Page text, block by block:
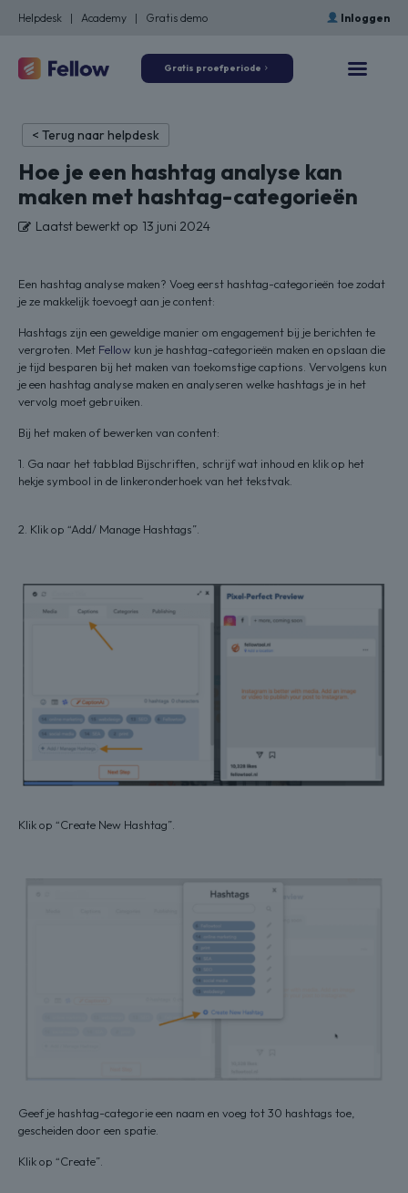
Helpdesk | Academy | Gratis demo Inloggen
Gratis proefperiode
< Terug naar helpdesk
Hoe je een hashtag analyse kan
maken met hashtag-categorieën
Laatst bewerkt op 13 juni 2024
Een hashtag analyse maken? Voeg eerst hashtag-categorieën toe zodat
je ze makkelijk toevoegt aan je content:
Hashtags zijn een geweldige manier om engagement bij je berichten te
vergroten. Met Fellow kun je hashtag-categorieën maken en opslaan die
je tijd besparen bij het maken van toekomstige captions. Vervolgens kun
je een hashtag analyse maken en analyseren welke hashtags je in het
vervolg moet gebruiken.
Bij het maken of bewerken van content:
1. Ga naar het tabblad Bijschriften, schrijf wat inhoud en klik op het
hekje symbool in de linkeronderhoek van het tekstvak.
2. Klik op “Add/ Manage Hashtags”.
Klik op “Create New Hashtag”.
Geef je hashtag-categorie een naam en voeg tot 30 hashtags toe,
gescheiden door een spatie.
Klik op “Create”.